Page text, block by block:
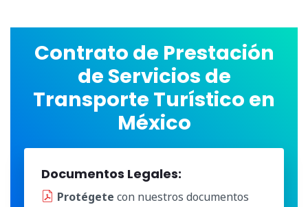
Contrato de Prestación
de Servicios de
Transporte Turístico en
México
Documentos Legales:
Protégete con nuestros documentos